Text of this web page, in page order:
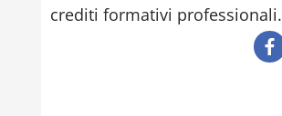
crediti formativi professionali.